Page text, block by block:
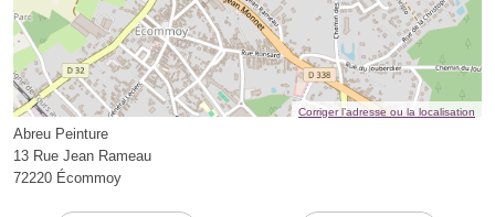
Corriger l’adresse ou la localisation
Abreu Peinture
13 Rue Jean Rameau
72220 Écommoy